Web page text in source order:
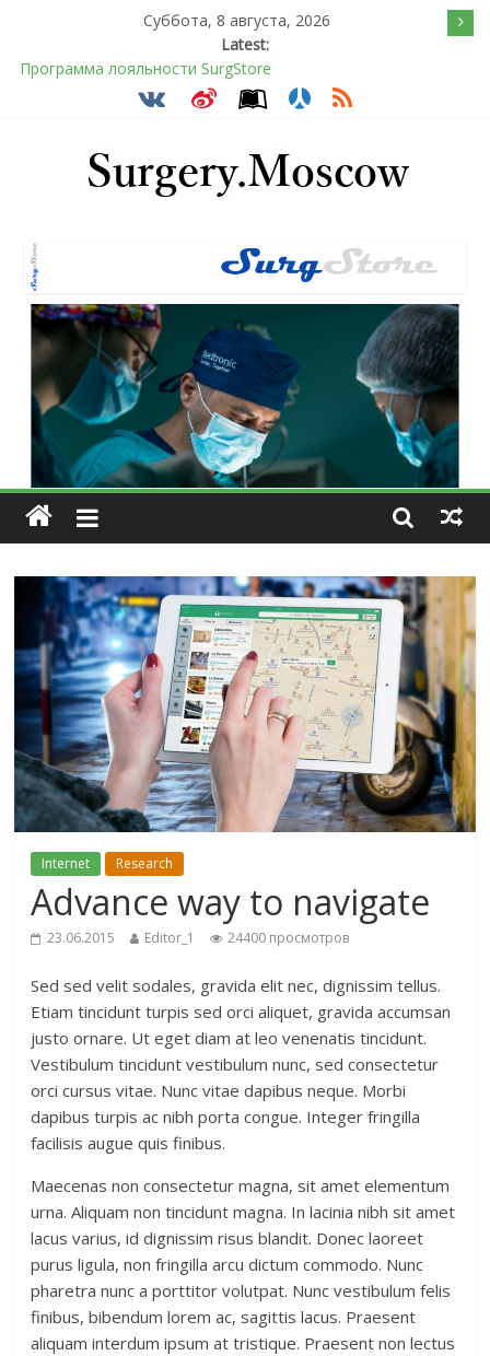
Суббота, 8 августа, 2026
Latest:
Программа лояльности SurgStore
Подсознательное желанием быть отверженным и
Барбированные нити в хирургии: принцип работы и
преимущества технологии
Internet Research
Advance way to navigate
23.06.2015 Editor_1 24400 просмотров
Sed sed velit sodales, gravida elit nec, dignissim tellus.
Etiam tincidunt turpis sed orci aliquet, gravida accumsan
justo ornare. Ut eget diam at leo venenatis tincidunt.
Vestibulum tincidunt vestibulum nunc, sed consectetur
orci cursus vitae. Nunc vitae dapibus neque. Morbi
dapibus turpis ac nibh porta congue. Integer fringilla
facilisis augue quis finibus.
Maecenas non consectetur magna, sit amet elementum
urna. Aliquam non tincidunt magna. In lacinia nibh sit amet
lacus varius, id dignissim risus blandit. Donec laoreet
purus ligula, non fringilla arcu dictum commodo. Nunc
pharetra nunc a porttitor volutpat. Nunc vestibulum felis
finibus, bibendum lorem ac, sagittis lacus. Praesent
aliquam interdum ipsum at tristique. Praesent non lectus